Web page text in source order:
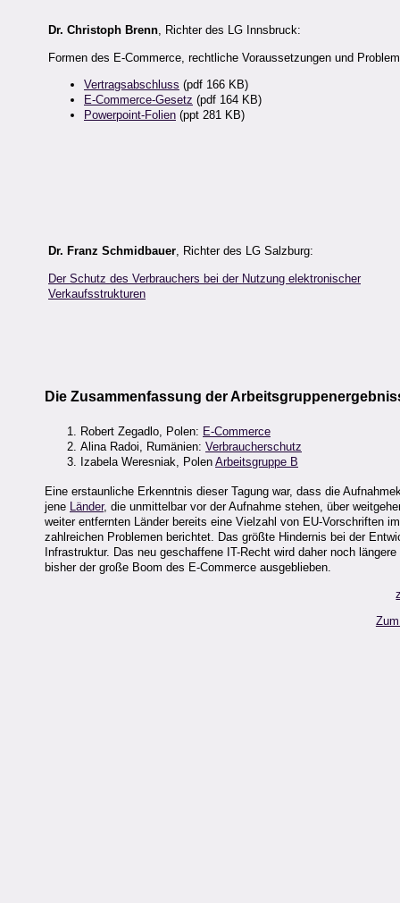
Dr. Christoph Brenn, Richter des LG Innsbruck:
Formen des E-Commerce, rechtliche Voraussetzungen und
Vertragsabschluss (pdf 166 KB)
E-Commerce-Gesetz (pdf 164 KB)
Powerpoint-Folien (ppt 281 KB)
Dr. Franz Schmidbauer, Richter des LG Salzburg:
Der Schutz des Verbrauchers bei der Nutzung elektronischer
Verkaufsstrukturen
Die Zusammenfassung der
Robert Zegadlo, Polen: E-Commerce
Alina Radoi, Rumänien: Verbraucherschutz
Izabela Weresniak, Polen Arbeitsgruppe B
Eine erstaunliche Erkenntnis dieser Tagung war, dass die
jene
Länder, die unmittelbar vor der Aufnahme stehen, über
weiter entfernten Länder bereits eine Vielzahl von EU-Vorschriften
zahlreichen Problemen berichtet. Das größte Hindernis bei der
Infrastruktur. Das neu geschaffene IT-Recht wird daher noch
bisher der große Boom des E-Commerce ausgeblieben.